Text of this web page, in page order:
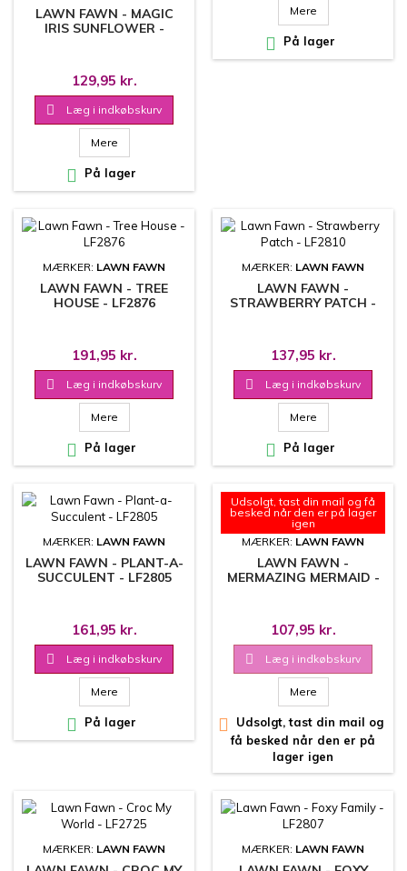
LAWN FAWN - MAGIC
IRIS SUNFLOWER -
129,95 kr.
 Læg i indkøbskurv
Mere
 På lager
Mere
 På lager
MÆRKER: LAWN FAWN
LAWN FAWN - TREE
HOUSE - LF2876
191,95 kr.
 Læg i indkøbskurv
Mere
 På lager
MÆRKER: LAWN FAWN
LAWN FAWN -
STRAWBERRY PATCH -
137,95 kr.
 Læg i indkøbskurv
Mere
 På lager
MÆRKER: LAWN FAWN
LAWN FAWN - PLANT-A-
SUCCULENT - LF2805
161,95 kr.
 Læg i indkøbskurv
Mere
 På lager
Udsolgt, tast din mail og få
besked når den er på lager
igen
MÆRKER: LAWN FAWN
LAWN FAWN -
MERMAZING MERMAID -
107,95 kr.
 Læg i indkøbskurv
Mere

Udsolgt, tast din mail og
få besked når den er på
lager igen
MÆRKER: LAWN FAWN MÆRKER: LAWN FAWN